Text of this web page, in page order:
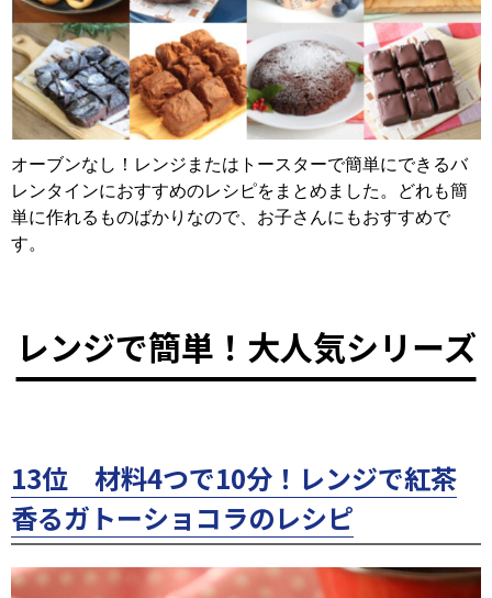
オーブンなし！レンジまたはトースターで簡単にできるバ
レンタインにおすすめのレシピをまとめました。どれも簡
単に作れるものばかりなので、お子さんにもおすすめで
す。
レンジで簡単！大人気シリーズ
13位 材料4つで10分！レンジで紅茶
香るガトーショコラのレシピ